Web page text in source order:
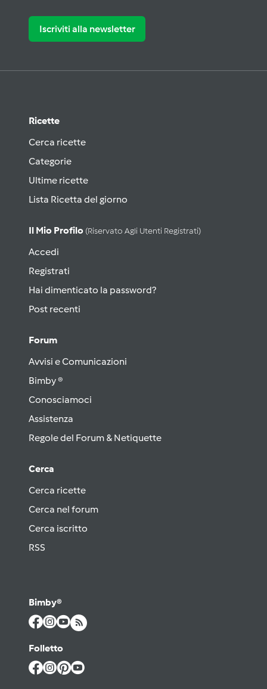
Iscriviti alla newsletter
Ricette
Cerca ricette
Categorie
Ultime ricette
Lista Ricetta del giorno
Il Mio Profilo (riservato Agli Utenti Registrati)
Accedi
Registrati
Hai dimenticato la password?
Post recenti
Forum
Avvisi e Comunicazioni
Bimby ®
Conosciamoci
Assistenza
Regole del Forum & Netiquette
Cerca
Cerca ricette
Cerca nel forum
Cerca iscritto
RSS
Bimby®
Folletto